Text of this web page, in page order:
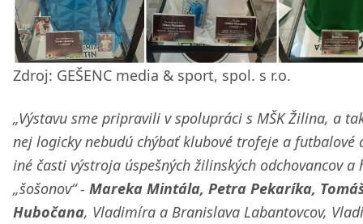
Zdroj: GEŠENC media & sport, spol. s r.o.
„Výstavu sme pripravili v spolupráci s MŠK Žilina, a
nej logicky nebudú chýbať klubové trofeje a futbalové
iné časti výstroja úspešných žilinských odchovancov a
„šošonov“ - Mareka Mintála, Petra Pekaríka,
Hubočana, Vladimíra a Branislava Labantovcov,